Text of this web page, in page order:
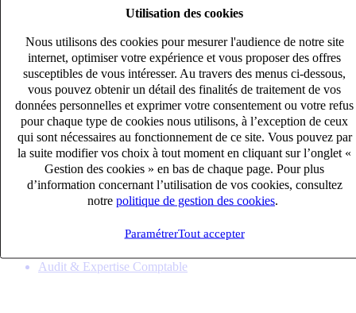
Utilisation des cookies
Nous utilisons des cookies pour mesurer l'audience de notre site
internet, optimiser votre expérience et vous proposer des offres
susceptibles de vous intéresser. Au travers des menus ci-dessous,
vous pouvez obtenir un détail des finalités de traitement de vos
données personnelles et exprimer votre consentement ou votre refus
pour chaque type de cookies nous utilisons, à l’exception de ceux
qui sont nécessaires au fonctionnement de ce site. Vous pouvez par
la suite modifier vos choix à tout moment en cliquant sur l’onglet «
Gestion des cookies » en bas de chaque page. Pour plus
d’information concernant l’utilisation de vos cookies, consultez
notre politique de gestion des cookies.
ParamétrerTout accepter
Responsable portefeuille comptable diversifié (H/F)
Audit & Expertise Comptable